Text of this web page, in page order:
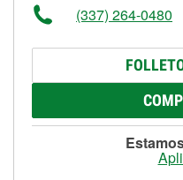
(337) 264-0480